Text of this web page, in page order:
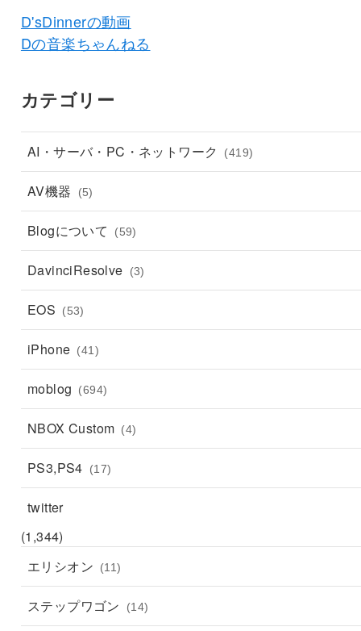
D'sDinnerの動画
Dの音楽ちゃんねる
カテゴリー
AI・サーバ・PC・ネットワーク (419)
AV機器 (5)
Blogについて (59)
DavinciResolve (3)
EOS (53)
iPhone (41)
moblog (694)
NBOX Custom (4)
PS3,PS4 (17)
twitter
(1,344)
エリシオン
(11)
ステップワゴン (14)